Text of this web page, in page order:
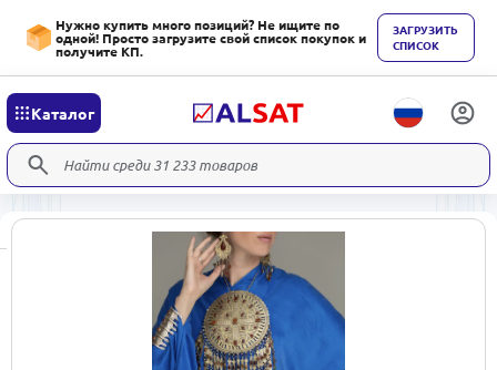
Нужно купить много позиций? Не ищите по
одной! Просто загрузите свой список покупок и
получите КП.
ЗАГРУЗИТЬ
СПИСОК
Каталог